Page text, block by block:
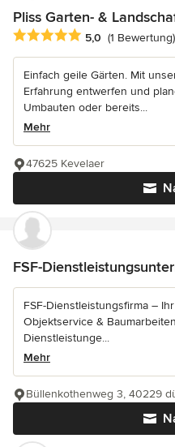
Pliss Garten- &
Durchschnittliche
5,0 (1 Bewertung)
Einfach geile Gärten. Mit
Erfahrung entwerfen und
Umbauten oder bereits...
Mehr
47625 Kevelaer
FSF-
FSF-Dienstleistungsfirma –
Objektservice &
Dienstleistunge...
Mehr
Büllenkothenweg 3, 40229